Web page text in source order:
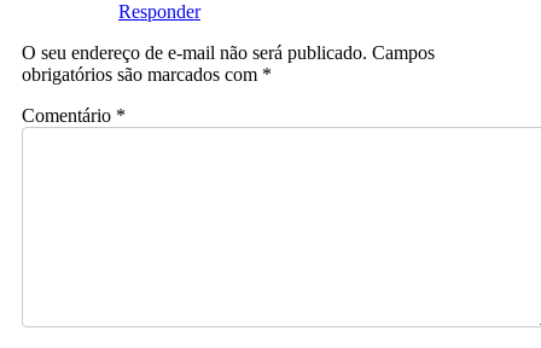
Responder
O seu endereço de e-mail não será publicado. Campos
obrigatórios são marcados com *
Comentário *